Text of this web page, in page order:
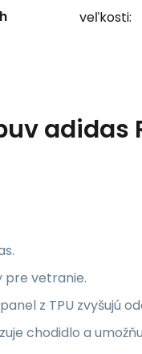
veľkosti:
adidas
pre vetranie.
z TPU zvyšujú
chodidlo a